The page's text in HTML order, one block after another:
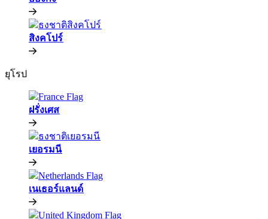
สิงคโปร์​​
ยุโรป​​
ฝรั่งเศส​​
เยอรมนี​​
เนเธอร์แลนด์​​